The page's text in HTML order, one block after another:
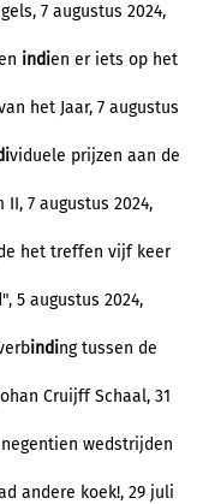
7 augustus 2024,
indien er iets op het
het Jaar, 7 augustus
viduele prijzen aan de
7 augustus 2024,
het treffen vijf keer
5 augustus 2024,
inding tussen de
Cruijff Schaal, 31
wedstrijden
andere koek!, 29 juli